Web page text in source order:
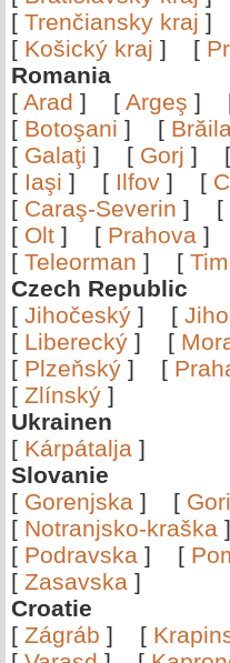
[ Trenčiansky kraj ]
[ Košický kraj ] [
Romania
[ Arad ] [ Argeş ]
[ Botoşani ] [
[ Galaţi ] [ Gorj ] [
[ Iaşi ] [ Ilfov ] [
[ Caraş-Severin ] [
[ Olt ] [ Prahova ]
[ Teleorman ] [
Czech Republic
[ Jihočeský ] [
[ Liberecký ] [
[ Plzeňský ] [
[ Zlínský ]
Ukrainen
[ Kárpátalja ]
Slovanie
[ Gorenjska ] [
[ Notranjsko-kraška
[ Podravska ] [
[ Zasavska ]
Croatie
[ Zágráb ] [